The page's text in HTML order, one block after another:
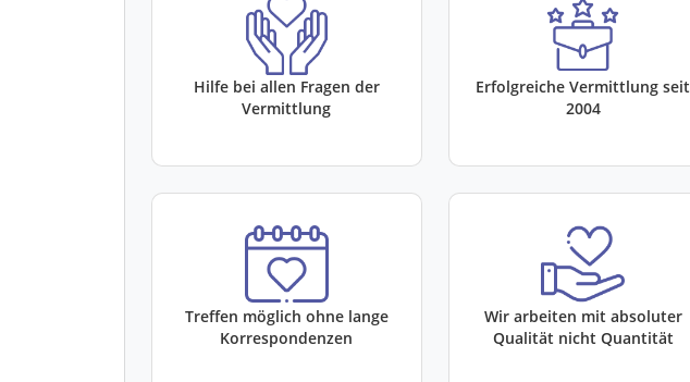
Hilfe bei allen Fragen der
Vermittlung
Erfolgreiche Vermittlung seit
2004
Treffen möglich ohne lange
Korrespondenzen
Wir arbeiten mit absoluter
Qualität nicht Quantität